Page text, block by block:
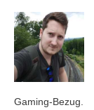
Gaming-Bezug.